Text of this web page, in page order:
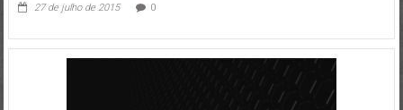
27 de julho de 2015 0